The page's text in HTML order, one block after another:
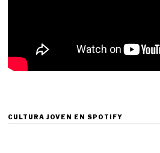
CULTURA JOVEN EN SPOTIFY